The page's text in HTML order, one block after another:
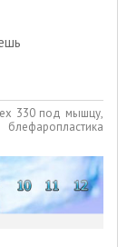
330 под мышцу,